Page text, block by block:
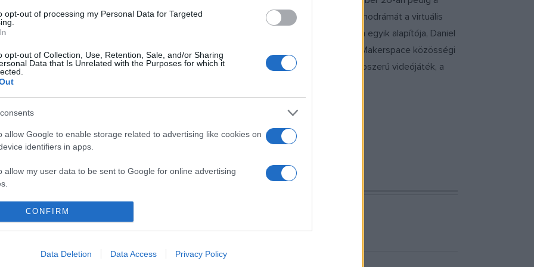
opt-out of processing my Personal Data for Targeted
opt-out of Collection, Use, Retention, Sale, and/or Sharing
Data that Is Unrelated with the Purposes for which it
allow Google to enable storage related to advertising like cookies on
identifiers in apps.
allow my user data to be sent to Google for online advertising
allow Google to send me personalized advertising.
identifiers in apps.
CONFIRM
Data Deletion Data Access Privacy Policy
holland design stúdió új filmjét, a Valóságos Egek Information Skies
) című pszichodrámát a virtuális
és magyar főszereplővel, Dávid Georginával készült 26 perces videót a Metahaven egyik alapítója, Daniel
izgalmas programmal a szervezők október 22-én: a Kubik Coworking Irodában a Makerspace közösségi
használatát célzó készségfejlesztést ötvözi kézzel fogható építőelemekkel és a népszerű videójáték, a